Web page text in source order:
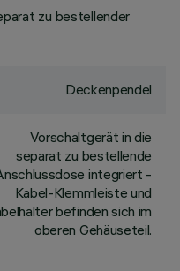
zu bestellender
Deckenpendel
Vorschaltgerät in die
separat zu bestellende
integriert -
Kabel-Klemmleiste und
befinden sich im
oberen Gehäuseteil.